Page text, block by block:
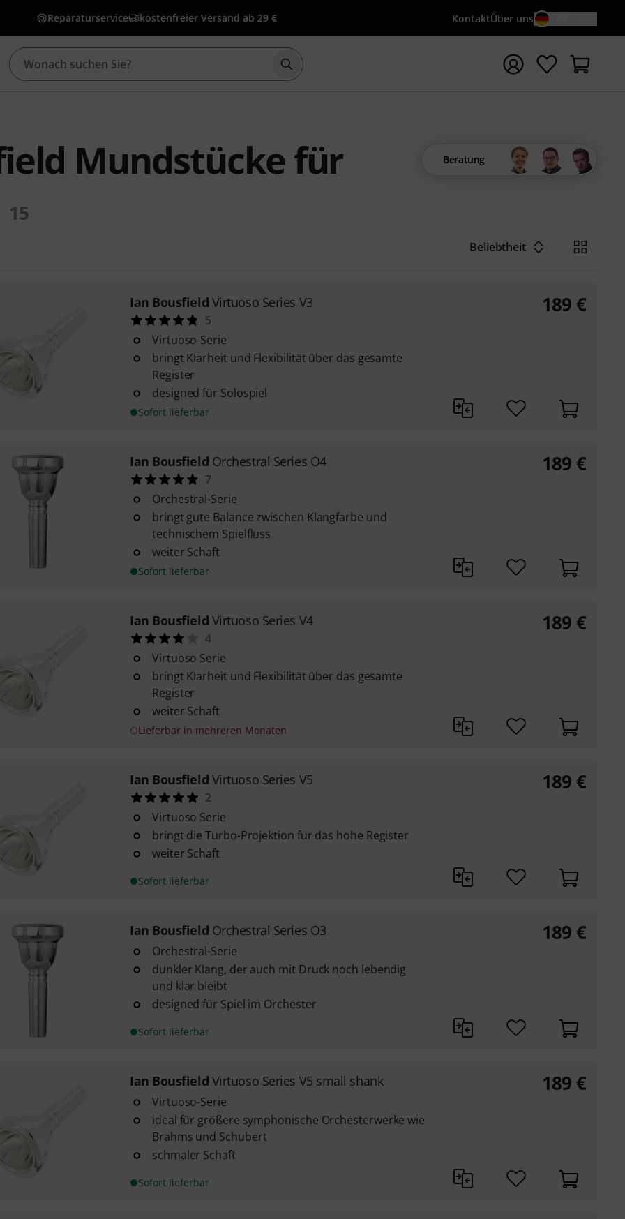
Reparaturservice kostenfreier Versand ab 29 € KontaktÜber uns
Suche mit Suchwort {searchTerm} starten
Mundstücke für
15
Beratung
Beliebtheit
Ian Bousfield Virtuoso Series V3
5
Virtuoso-Serie
bringt Klarheit und Flexibilität über das gesamte
Register
designed für Solospiel
Sofort lieferbar
189 €
Ian Bousfield Orchestral Series O4
7
Orchestral-Serie
bringt gute Balance zwischen Klangfarbe und
technischem Spielfluss
weiter Schaft
Sofort lieferbar
189 €
Ian Bousfield Virtuoso Series V4
4
Virtuoso Serie
bringt Klarheit und Flexibilität über das gesamte
Register
weiter Schaft
Lieferbar in mehreren Monaten
189 €
Ian Bousfield Virtuoso Series V5
2
Virtuoso Serie
bringt die Turbo-Projektion für das hohe Register
weiter Schaft
Sofort lieferbar
189 €
Ian Bousfield Orchestral Series O3
Orchestral-Serie
dunkler Klang, der auch mit Druck noch lebendig
und klar bleibt
designed für Spiel im Orchester
Sofort lieferbar
189 €
Ian Bousfield Virtuoso Series V5 small shank
Virtuoso-Serie
ideal für größere symphonische Orchesterwerke wie
Brahms und Schubert
schmaler Schaft
Sofort lieferbar
189 €